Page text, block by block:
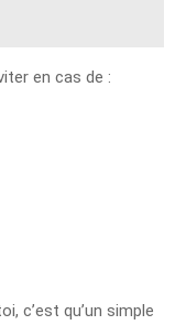
en cas de :
c’est qu’un simple